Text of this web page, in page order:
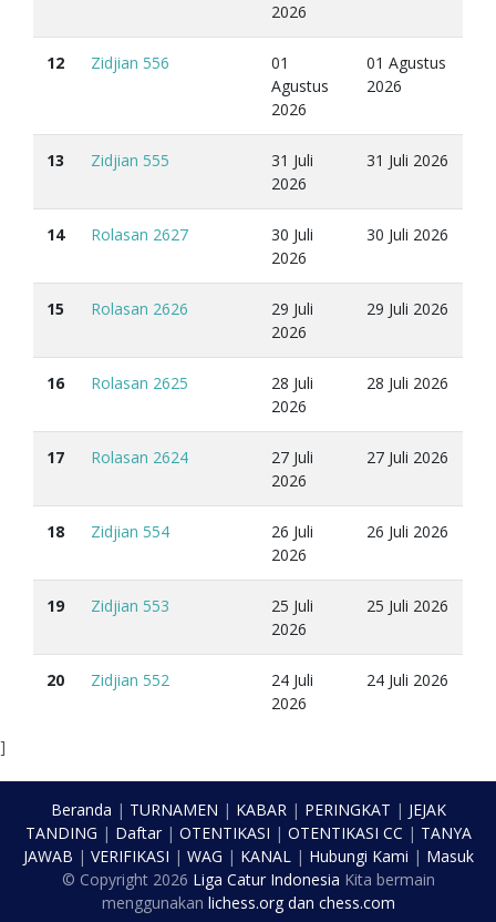
2026
12 Zidjian 556
01
Agustus
2026
01 Agustus
2026
13 Zidjian 555
31 Juli
2026
31 Juli 2026
14 Rolasan 2627
30 Juli
2026
30 Juli 2026
15 Rolasan 2626
29 Juli
2026
29 Juli 2026
16 Rolasan 2625
28 Juli
2026
28 Juli 2026
17 Rolasan 2624
27 Juli
2026
27 Juli 2026
18 Zidjian 554
26 Juli
2026
26 Juli 2026
19 Zidjian 553
25 Juli
2026
25 Juli 2026
20 Zidjian 552
24 Juli
2026
24 Juli 2026
]
Beranda | TURNAMEN | KABAR| PERINGKAT | JEJAK
TANDING | Daftar| OTENTIKASI | OTENTIKASI CC | TANYA
JAWAB | VERIFIKASI | WAG | KANAL| Hubungi Kami | Masuk
© Copyright 2026 Liga Catur Indonesia Kita bermain
menggunakan lichess.orgdan chess.com